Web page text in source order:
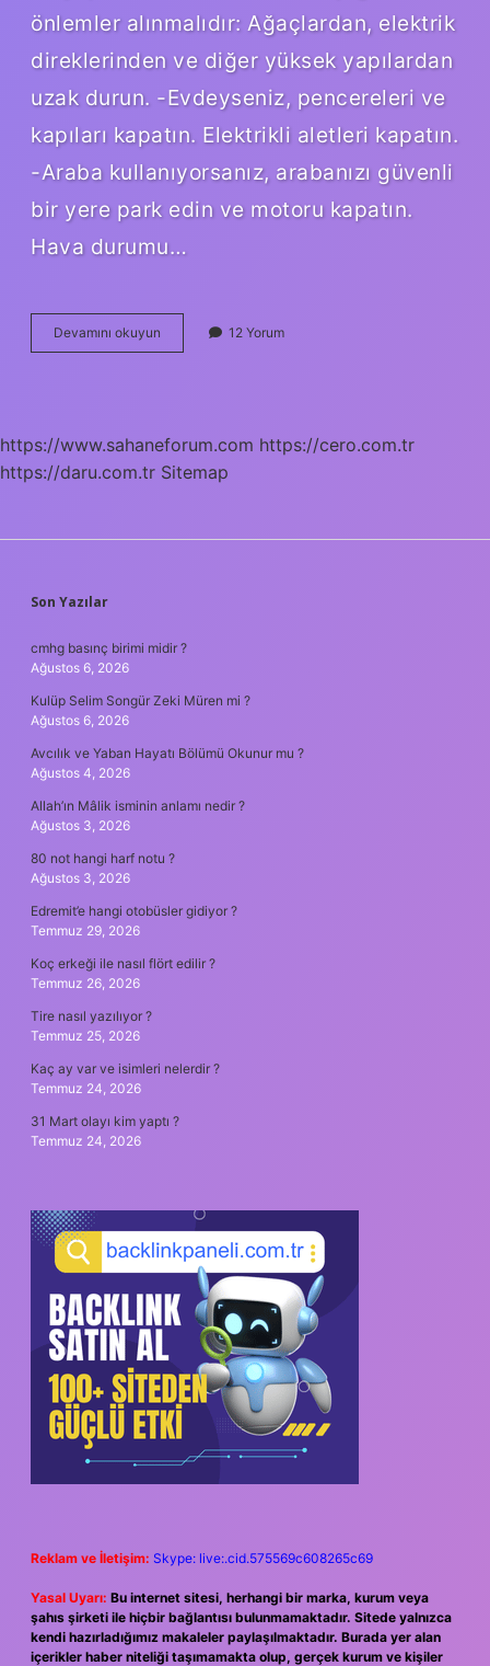
önlemler alınmalıdır: Ağaçlardan, elektrik
direklerinden ve diğer yüksek yapılardan
uzak durun. -Evdeyseniz, pencereleri ve
kapıları kapatın. Elektrikli aletleri kapatın.
-Araba kullanıyorsanız, arabanızı güvenli
bir yere park edin ve motoru kapatın.
Hava durumu…
Devamını okuyun Gökyüzünde
Elektrik
12 Yorum
https://www.sahaneforum.com https://cero.com.tr
https://daru.com.tr Sitemap
SIDEBAR
Son Yazılar
cmhg basınç birimi midir ?
Ağustos 6, 2026
Kulüp Selim Songür Zeki Müren mi ?
Ağustos 6, 2026
Avcılık ve Yaban Hayatı Bölümü Okunur mu ?
Ağustos 4, 2026
Allah’ın Mâlik isminin anlamı nedir ?
Ağustos 3, 2026
80 not hangi harf notu ?
Ağustos 3, 2026
Edremit’e hangi otobüsler gidiyor ?
Temmuz 29, 2026
Koç erkeği ile nasıl flört edilir ?
Temmuz 26, 2026
Tire nasıl yazılıyor ?
Temmuz 25, 2026
Kaç ay var ve isimleri nelerdir ?
Temmuz 24, 2026
31 Mart olayı kim yaptı ?
Temmuz 24, 2026
Reklam ve İletişim: Skype: live:.cid.575569c608265c69
Yasal Uyarı: Bu internet sitesi, herhangi bir marka, kurum veya
şahıs şirketi ile hiçbir bağlantısı bulunmamaktadır. Sitede yalnızca
kendi hazırladığımız makaleler paylaşılmaktadır. Burada yer alan
içerikler haber niteliği taşımamakta olup, gerçek kurum ve kişiler